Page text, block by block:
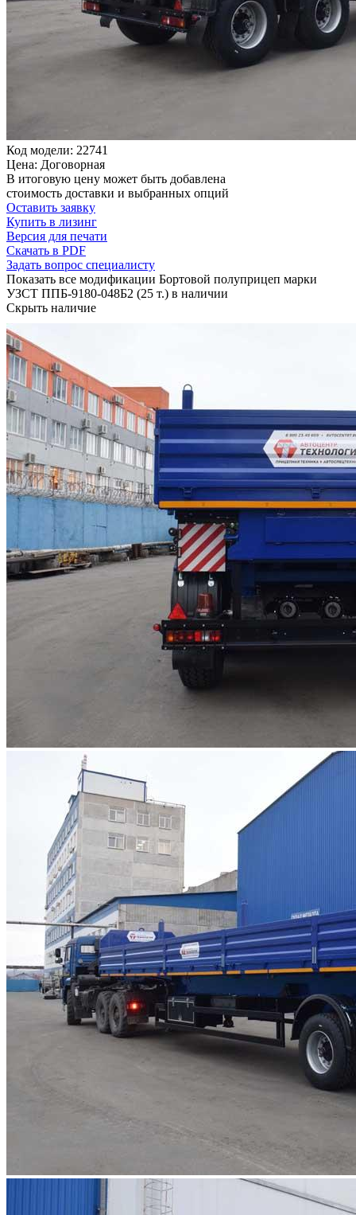
Код модели: 22741
Цена: Договорная
В итоговую цену может быть добавлена
стоимость доставки и выбранных опций
Оставить заявку
Купить в лизинг
Версия для печати
Скачать в PDF
Задать вопрос специалисту
Показать все модификации Бортовой полуприцеп марки
УЗСТ ППБ-9180-048Б2 (25 т.) в наличии
Скрыть наличие